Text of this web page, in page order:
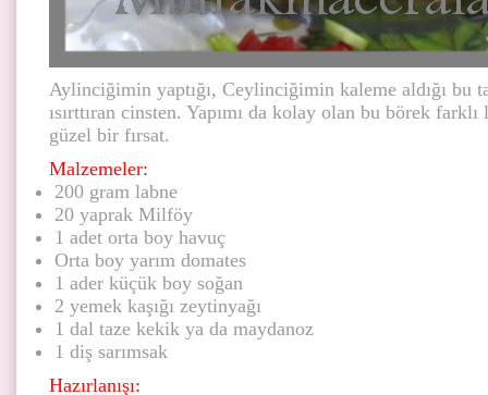
Aylinciğimin yaptığı, Ceylinciğimin kaleme aldığı bu
ısırttıran cinsten. Yapımı da kolay olan bu börek
güzel bir fırsat.
Malzemeler:
200 gram labne
20 yaprak Milföy
1 adet orta boy havuç
Orta boy yarım domates
1 ader küçük boy soğan
2 yemek kaşığı zeytinyağı
1 dal taze kekik ya da maydanoz
1 diş sarımsak
Hazırlanışı: